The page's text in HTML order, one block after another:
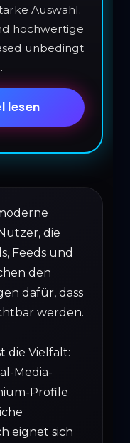
Auswahl.
hochwertige
unbedingt
lesen
die
Feeds und
den
dafür, dass
werden.
die Vielfalt:
Media-
Profile
eignet sich